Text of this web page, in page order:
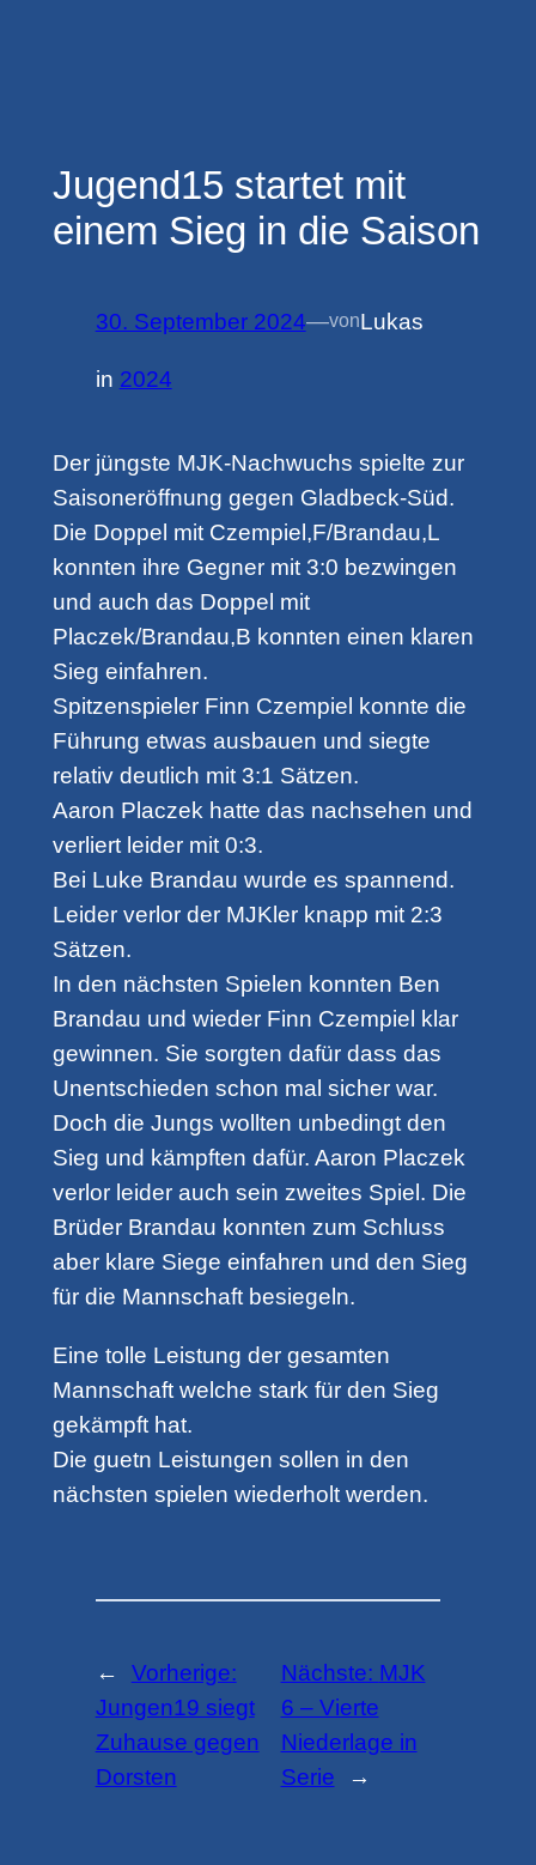
Jugend15 startet mit
einem Sieg in die Saison
30. September 2024—vonLukas
in 2024
Der jüngste MJK-Nachwuchs spielte zur
Saisoneröffnung gegen Gladbeck-Süd.
Die Doppel mit Czempiel,F/Brandau,L
konnten ihre Gegner mit 3:0 bezwingen
und auch das Doppel mit
Placzek/Brandau,B konnten einen klaren
Sieg einfahren.
Spitzenspieler Finn Czempiel konnte die
Führung etwas ausbauen und siegte
relativ deutlich mit 3:1 Sätzen.
Aaron Placzek hatte das nachsehen und
verliert leider mit 0:3.
Bei Luke Brandau wurde es spannend.
Leider verlor der MJKler knapp mit 2:3
Sätzen.
In den nächsten Spielen konnten Ben
Brandau und wieder Finn Czempiel klar
gewinnen. Sie sorgten dafür dass das
Unentschieden schon mal sicher war.
Doch die Jungs wollten unbedingt den
Sieg und kämpften dafür. Aaron Placzek
verlor leider auch sein zweites Spiel. Die
Brüder Brandau konnten zum Schluss
aber klare Siege einfahren und den Sieg
für die Mannschaft besiegeln.
Eine tolle Leistung der gesamten
Mannschaft welche stark für den Sieg
gekämpft hat.
Die guetn Leistungen sollen in den
nächsten spielen wiederholt werden.
←
Vorherige:
Jungen19 siegt
Zuhause gegen
Dorsten
Nächste: MJK
6 – Vierte
Niederlage in
Serie
→